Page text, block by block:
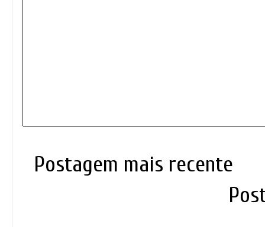
Postagem mais recente